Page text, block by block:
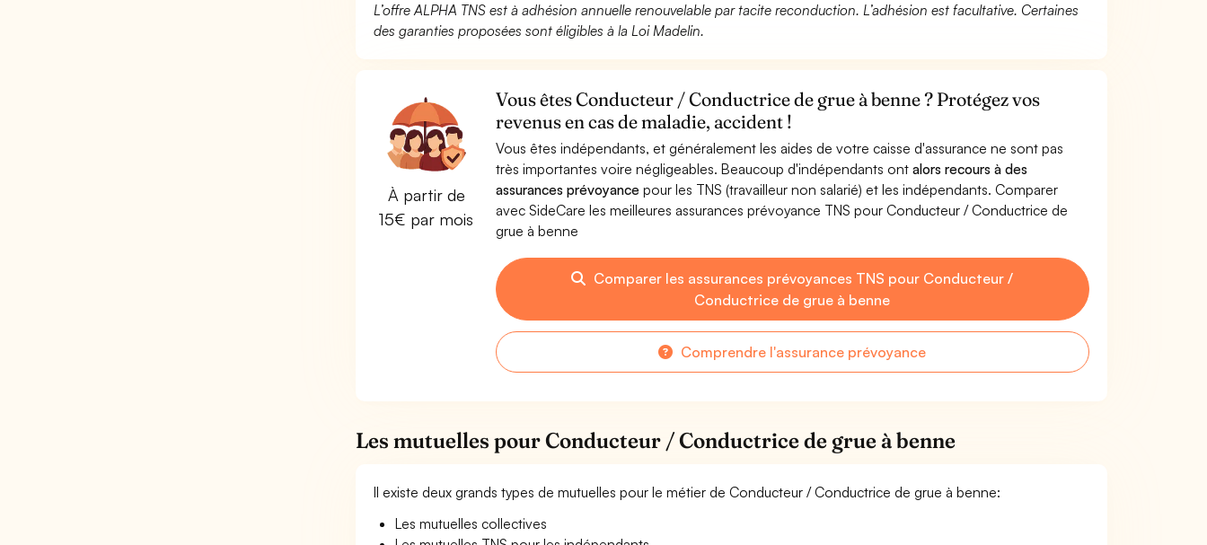
L’offre ALPHA TNS est à adhésion annuelle renouvelable par tacite reconduction. L’adhésion est facultative. Certaines
des garanties proposées sont éligibles à la Loi Madelin.
À partir de
15€ par mois
Vous êtes Conducteur / Conductrice de grue à benne ? Protégez vos
revenus en cas de maladie, accident !
Vous êtes indépendants, et généralement les aides de votre caisse d'assurance ne sont pas
très importantes voire négligeables. Beaucoup d'indépendants ont alors recours à des
assurances prévoyancepour les TNS (travailleur non salarié) et les indépendants. Comparer
avec SideCare les meilleures assurances prévoyance TNS pour Conducteur / Conductrice de
grue à benne
Comparer les assurances prévoyances TNS pour Conducteur /
Conductrice de grue à benne
Comprendre l'assurance prévoyance
Les mutuelles pour Conducteur / Conductrice de grue à benne
Il existe deux grands types de mutuelles pour le métier de Conducteur / Conductrice de grue à benne:
Les mutuelles collectives